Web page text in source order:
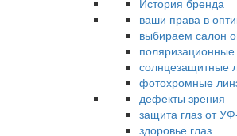
История бренда
ваши права в
выбираем салон
солнцезащитные
фотохромные
дефекты зрения
защита глаз от
здоровье глаз